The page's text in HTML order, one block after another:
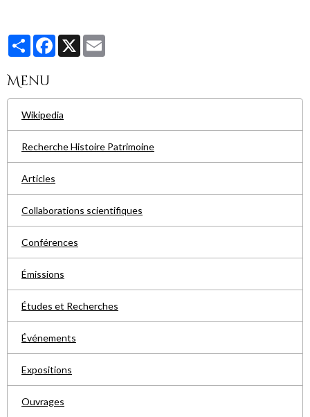
PartagerFacebook
X
Menu
Wikipedia
Recherche Histoire Patrimoine
Articles
Collaborations scientifiques
Conférences
Émissions
Études et Recherches
Événements
Expositions
Ouvrages